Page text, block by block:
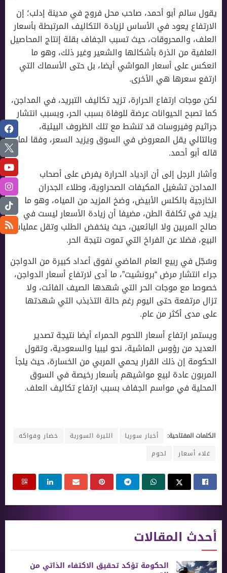
يقول سالم أبو أحمد، صاحب محل فروج في مدينة إدلب؛ إن
الارتفاع يعود في الأساس لزيادة التكاليف المرتبطة بأسعار
العلف، والمحروقات، حيث تسبب الجفاف بقلة إنتاج المحاصيل
العلفية من الذرة بأشكالها والشعير وغير ذلك، وهو ما
انعكس على أسعار المواشي أيضا، بل حتى الأسماك التي
ارتفع سعرها هي الأخرى.
لكن موجات ارتفاع الحرارة، تزيد تكاليف التبريد، في المداجن،
كما تصبح الحيوانات عرضة للوفاة بسبب الحر، وبسبب انتشار
جراثيم وفيروسات قد تنشط مع تلك الظروف البيئية،
وبالتالي يقل المعروض في السوق ويزيد السعر، وفقا لما
قاله أبو أحمد.
وأشار الرجل إلى أن ازدياد الحرارة يفرض على أصحاب
المداجن تشغيل المكيفات الصحراوية، وطلاء الجدران
الخارجية بالكلس الأبيض، وضخ المزيد من المياه، وهو ما
يزيد في تكلفة الطن، مضيفا أن زيادة الأسعار ليست في
صالح المربين ولا البائعين، حيث ينخفض الطلب وتقل عمليات
البيع، فضلا عن الفراخ التي تموت نتيجة الحر.
وسُجّل في ربيع العام الماضي نفوق أعداد كبيرة من الدواجن
جراء انتشار مرض “برونشيت”، ما أدى لارتفاع أسعار الدواجن،
خصوصا مع موجات الحر التي شهدها الصيف الفائت، ولا
تزال مرتفعة حتى اليوم رغم حالة التذبذب التي شهدتها
على مدى أكثر من عام.
ويستمر ارتفاع أسعار اللحوم الحمراء أيضا نتيجة تصدير
العديد من رؤوس الماشية، نحو ليبيا والسعودية، وتقول
الحكومة إن ذلك القرار يحمي المربي من الخسارة، حيث يلجأ
المربون عادة لبيع مواشيهم بأسعار رخيصة في السوق
المحلية في مواسم الجفاف بسبب ارتفاع تكاليف العلف.
الكلمات المفتاحية: أخبار سوريا الليرة السورية
خضار وفواكه
غلاء أسعار
لحوم
أحدث المقالات
الحكومة تؤكد تحقيق الاكتفاء الذاتي من